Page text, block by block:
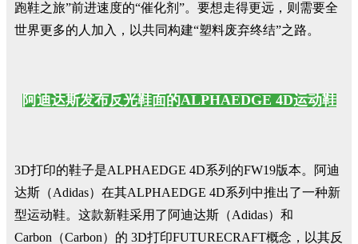
跑鞋之旅”前进速度的“催化剂”。要想走得更远，则需要全
世界更多的人加入，以共同构建“塑料废弃终结”之路。
阿迪达斯发布反光鞋面的ALPHAEDGE 4D运动鞋
3D打印的鞋子是ALPHAEDGE 4D系列的FW19版本。阿迪
达斯（Adidas）在其ALPHAEDGE 4D系列中推出了一种新
型运动鞋。这款新鞋采用了阿迪达斯（Adidas）和
Carbon（Carbon）的 3D打印FUTURECRAFT概念，以其反